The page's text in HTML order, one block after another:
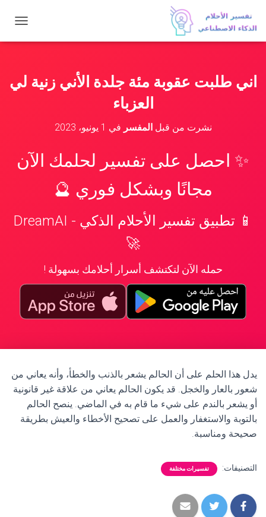
ب
ا
اني طلبت عقوبة مئة جلدة الأني زنية لي
العزباء
نشرت من قبلالمفسر في 1 يونيو، 2023
✨ احصل على تفسير لحلمك الآن
مجانًا وبشكل فوري 🔮
📱 تطبيق تفسير الأحلام الذكي - DreamAI
🚀
حمله الآن لتكتشف أسرار أحلامك بسهولة !
يدل هذا الحلم على أن الحالم يشعر بالذنب والخطأ، وأنه يعاني من
شعور بالعار والخجل. قد يكون الحالم يعاني من علاقة غير قانونية
أو يشعر بالندم على شيء ما قام به في الماضي. ينصح الحالم
بالتوبة والاستغفار والعمل على تصحيح الأخطاء والعيش بطريقة
صحيحة ومناسبة.
التصنيفات: تفسيرات مختلفة